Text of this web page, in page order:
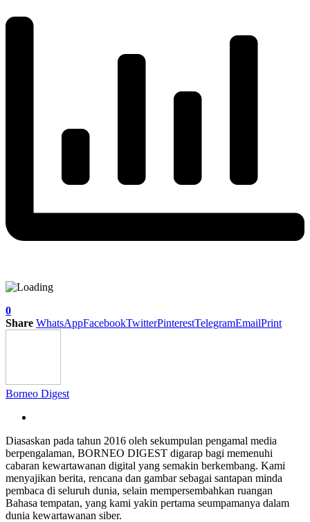
0
Share WhatsAppFacebookTwitterPinterestTelegramEmailPrint
Borneo Digest
Diasaskan pada tahun 2016 oleh sekumpulan pengamal media
berpengalaman, BORNEO DIGEST digarap bagi memenuhi
cabaran kewartawanan digital yang semakin berkembang. Kami
menyajikan berita, rencana dan gambar sebagai santapan minda
pembaca di seluruh dunia, selain mempersembahkan ruangan
Bahasa tempatan, yang kami yakin pertama seumpamanya dalam
dunia kewartawanan siber.